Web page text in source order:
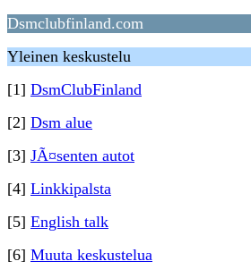
Dsmclubfinland.com
Yleinen keskustelu
[1] DsmClubFinland
[2] Dsm alue
[3] JÃ¤senten autot
[4] Linkkipalsta
[5] English talk
[6] Muuta keskustelua